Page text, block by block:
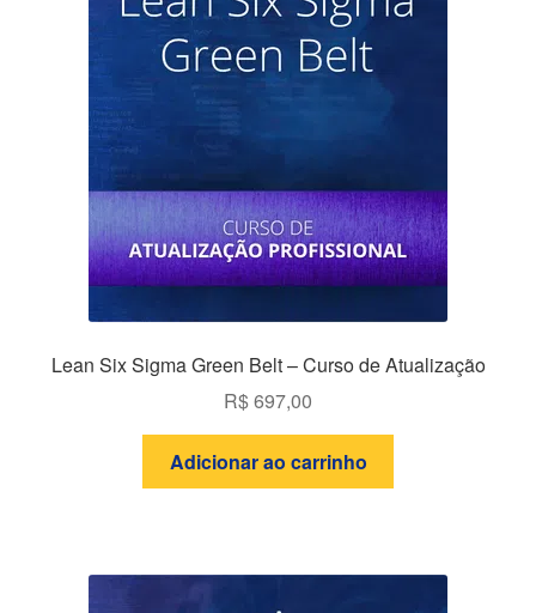
Lean Six Sigma Green Belt – Curso de Atualização
R$697,00
Adicionar ao carrinho